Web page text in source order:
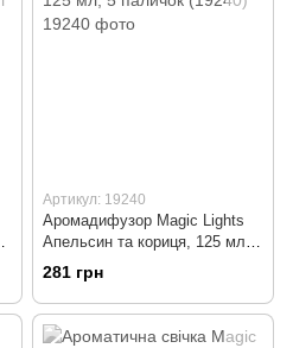
Артикул: 19240
Аромадифузор Magic Lights
Апельсин та кориця, 125 мл, 5
паличок (19240)
281 грн